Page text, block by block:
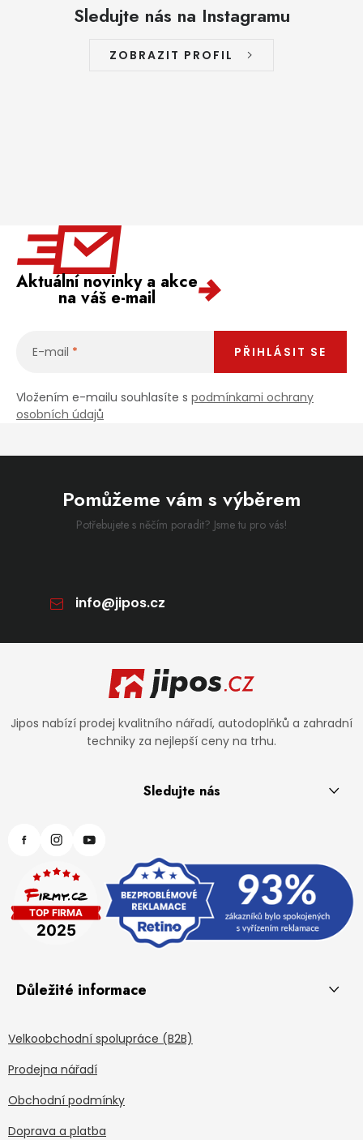
Sledujte nás na Instagramu
ZOBRAZIT PROFIL
Aktuální novinky a akce
na váš e-mail
E-mail
Vložením e-mailu souhlasíte s podmínkami ochrany
osobních údajů
PŘIHLÁSIT SE
Pomůžeme vám s výběrem
Potřebujete s něčím poradit? Jsme tu pro vás!
info@jipos.cz
Zápatí
Jipos nabízí prodej kvalitního nářadí, autodoplňků a zahradní
techniky za nejlepší ceny na trhu.
Sledujte nás
Důležité informace
Velkoobchodní spolupráce (B2B)
Prodejna nářadí
Obchodní podmínky
Doprava a platba